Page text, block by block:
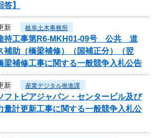
】
新 岐阜土木事務所
維持工事第R6-MKH01-09号 公共 道
補助（橋梁補修）（国補正分）（翌
梁補修工事に関する一般競争入札公告
新 産業デジタル推進課
フトピアジャパン・センタービル及び
量計更新工事に関する一般競争入札公